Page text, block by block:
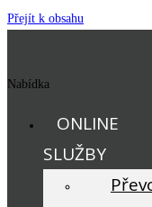
Přejít k obsahu
Nabídka
ONLINE
SLUŽBY